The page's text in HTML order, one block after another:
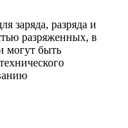
заряда, разряда и
разряженных, в
могут быть